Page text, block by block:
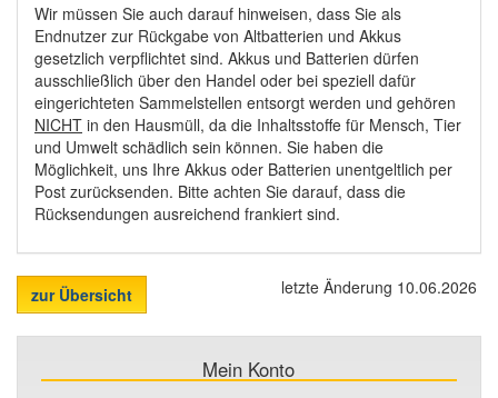
Wir müssen Sie auch darauf hinweisen, dass Sie als
Endnutzer zur Rückgabe von Altbatterien und Akkus
gesetzlich verpflichtet sind. Akkus und Batterien dürfen
ausschließlich über den Handel oder bei speziell dafür
eingerichteten Sammelstellen entsorgt werden und gehören
NICHT in den Hausmüll, da die Inhaltsstoffe für Mensch, Tier
und Umwelt schädlich sein können. Sie haben die
Möglichkeit, uns Ihre Akkus oder Batterien unentgeltlich per
Post zurücksenden. Bitte achten Sie darauf, dass die
Rücksendungen ausreichend frankiert sind.
zur Übersicht letzte Änderung 10.06.2026
Mein Konto